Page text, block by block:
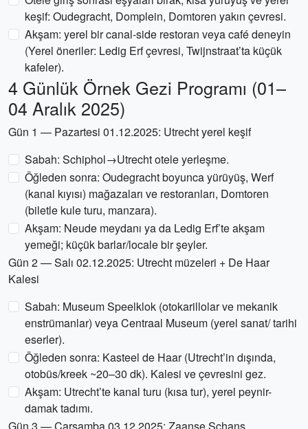
keşif: Oudegracht, Domplein, Domtoren yakın çevresi.
Akşam: yerel bir canal-side restoran veya café deneyin
(Yerel öneriler: Ledig Erf çevresi, Twijnstraat’ta küçük
kafeler).
4 Günlük Örnek Gezi Programı (01–
04 Aralık 2025)
Gün 1 — Pazartesi 01.12.2025: Utrecht yerel keşif
Sabah: Schiphol→Utrecht otele yerleşme.
Öğleden sonra: Oudegracht boyunca yürüyüş, Werf
(kanal kıyısı) mağazaları ve restoranları, Domtoren
(biletle kule turu, manzara).
Akşam: Neude meydanı ya da Ledig Erf’te akşam
yemeği; küçük barlar/locale bir şeyler.
Gün 2 — Salı 02.12.2025: Utrecht müzeleri + De Haar
Kalesi
Sabah: Museum Speelklok (otokarillolar ve mekanik
enstrümanlar) veya Centraal Museum (yerel sanat/ tarihi
eserler).
Öğleden sonra: Kasteel de Haar (Utrecht’in dışında,
otobüs/kreek ~20–30 dk). Kalesi ve çevresini gez.
Akşam: Utrecht’te kanal turu (kısa tur), yerel peynir-
damak tadımı.